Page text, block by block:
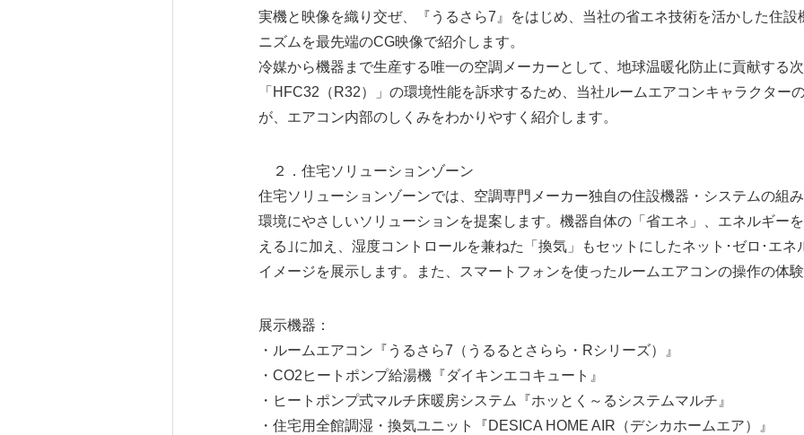
実機と映像を織り交ぜ、『うるさら7』をはじめ、当社の省エネ技術を活かした住設
ニズムを最先端のCG映像で紹介します。
冷媒から機器まで生産する唯一の空調メーカーとして、地球温暖化防止に貢献する
「HFC32（R32）」の環境性能を訴求するため、当社ルームエアコンキャラクター
が、エアコン内部のしくみをわかりやすく紹介します。
２．住宅ソリューションゾーン
住宅ソリューションゾーンでは、空調専門メーカー独自の住設機器・システムの組
環境にやさしいソリューションを提案します。機器自体の「省エネ」、エネルギー
える｣に加え、湿度コントロールを兼ねた「換気」もセットにしたネット･ゼロ･エネ
イメージを展示します。また、スマートフォンを使ったルームエアコンの操作の体験
展示機器：
・ルームエアコン『うるさら7（うるるとさらら・Rシリーズ）』
・CO2ヒートポンプ給湯機『ダイキンエコキュート』
・ヒートポンプ式マルチ床暖房システム『ホッとく～るシステムマルチ』
・住宅用全館調湿・換気ユニット『DESICA HOME AIR（デシカホームエア）』